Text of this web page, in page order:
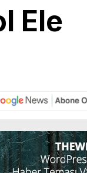
Ele